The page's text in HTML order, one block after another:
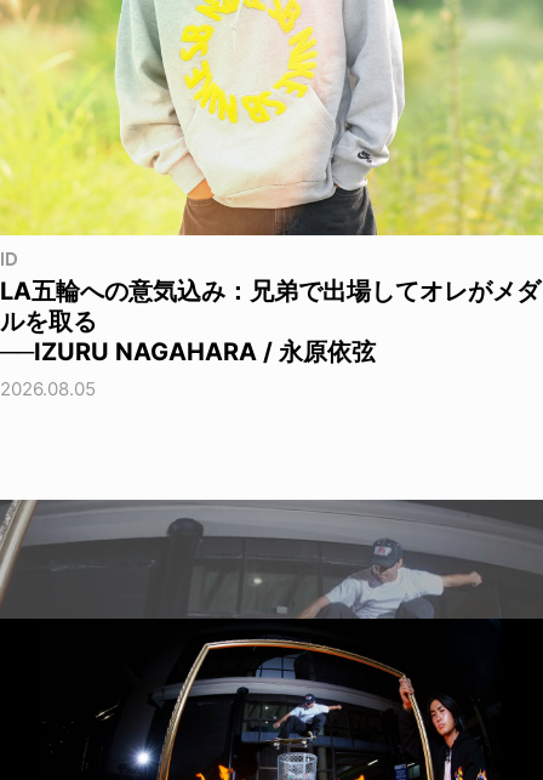
ID
LA五輪への意気込み：兄弟で出場してオレがメダ
ルを取る
──IZURU NAGAHARA / 永原依弦
2026.08.05